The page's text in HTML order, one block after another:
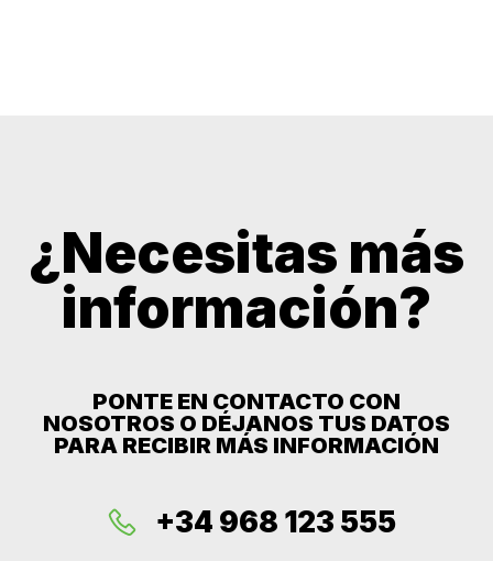
¿Necesitas más
información?
PONTE EN CONTACTO CON
NOSOTROS O DÉJANOS TUS DATOS
PARA RECIBIR MÁS INFORMACIÓN
+34 968 123 555